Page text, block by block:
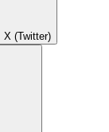
X (Twitter)